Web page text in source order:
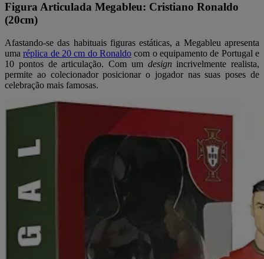
Figura Articulada Megableu: Cristiano Ronaldo
(20cm)
Afastando-se das habituais figuras estáticas, a Megableu apresenta
umaréplica de 20 cm do Ronaldo com o equipamento de Portugal e
10 pontos de articulação. Com um design incrivelmente realista,
permite ao colecionador posicionar o jogador nas suas poses de
celebração mais famosas.